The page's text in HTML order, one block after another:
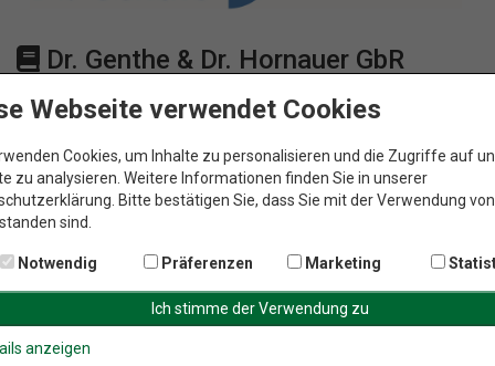
Webseite verwendet Cookies
Cookies, um Inhalte zu personalisieren und die Zugriffe auf
zu analysieren. Weitere Informationen finden Sie in unserer
Bitte bestätigen Sie, dass Sie mit der Verwendung
sind.
Notwendig Präferenzen Marketing
anzeigen
Dr. Genthe & Dr. Hornauer GbR